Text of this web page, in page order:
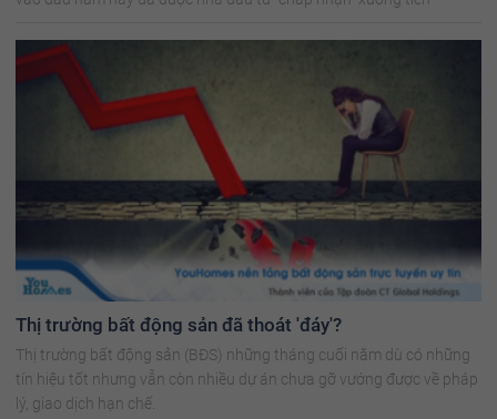
Thị trường bất động sản đã thoát 'đáy'?
Thị trường bất động sản (BĐS) những tháng cuối năm dù có những
tín hiệu tốt nhưng vẫn còn nhiều dự án chưa gỡ vướng được về pháp
lý, giao dịch hạn chế.